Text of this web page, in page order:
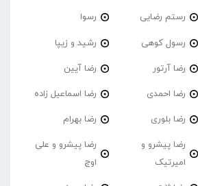
رستم رضایی رسوا
رسول کوهی رشید و زیپا
رضا آرتور رضا آیین
رضا احمدی رضا اسماعیل زاده
رضا بلوری رضا بهرام
رضا پیشرو و
امیرتیک
رضا پیشرو و علی
اوج